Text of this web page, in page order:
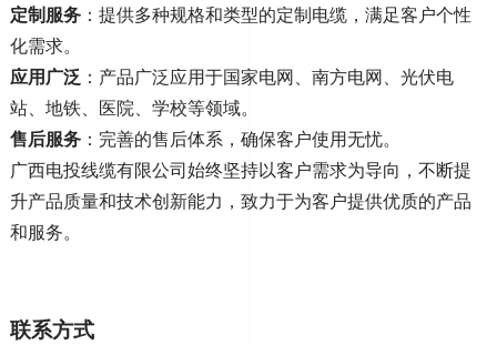
定制服务：提供多种规格和类型的定制电缆，满足客户个性
化需求。
应用广泛 ：产品广泛应用于国家电网、南方电网、光伏电
站、地铁、医院、学校等领域。
售后服务：完善的售后体系，确保客户使用无忧。
广西电投线缆有限公司始终坚持以客户需求为导向，不断提
升产品质量和技术创新能力，致力于为客户提供优质的产品
和服务。
联系方式